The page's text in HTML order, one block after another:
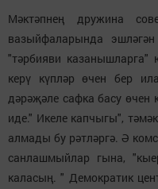
Мәктәпнең дружина
вазыйфаларында
"тәрбияви казанышларга"
керү күпләр өчен бер
дәрәҗәле сафка басу
иде." Икеле капчыгы",
алмады бу рәтләргә. Ә
санлашмыйлар гына,
каласың. " Демократик